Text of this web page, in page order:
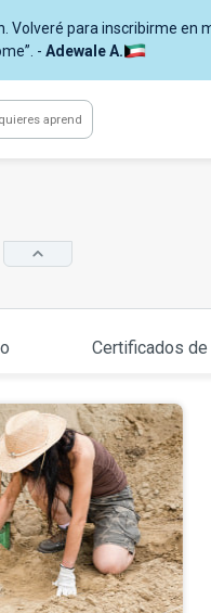
Volveré para inscribirme en
- Adewale A.
Certificados